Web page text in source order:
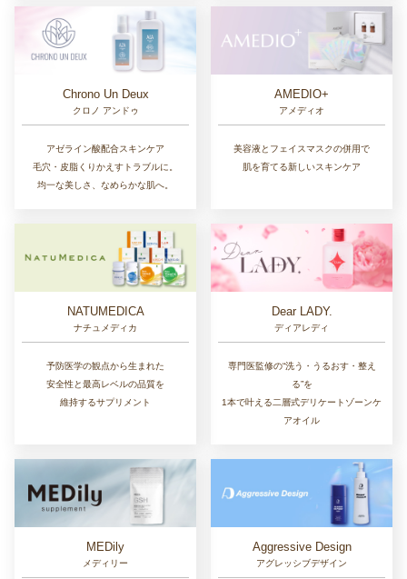
Chrono Un Deux
クロノ アンドゥ
アゼライン酸配合スキンケア
毛穴・皮脂くりかえすトラブルに。
均一な美しさ、なめらかな肌へ。
AMEDIO+
アメディオ
美容液とフェイスマスクの併用で
肌を育てる新しいスキンケア
NATUMEDICA
ナチュメディカ
予防医学の観点から生まれた
安全性と最高レベルの品質を
維持するサプリメント
Dear LADY.
ディアレディ
専門医監修の“洗う・うるおす・整え
る”を
1本で叶える二層式デリケートゾーンケ
アオイル
MEDily
メディリー
Aggressive Design
アグレッシブデザイン